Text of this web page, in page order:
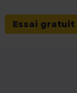
Essai gratuit